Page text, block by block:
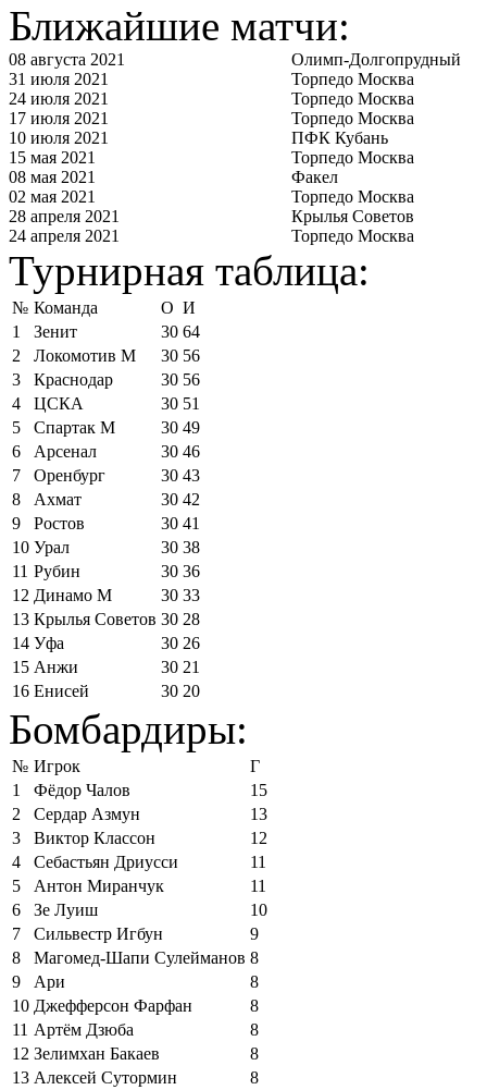
Ближайшие матчи:
08 августа 2021
Олимп-Долгопрудный
31 июля 2021
Торпедо Москва
24 июля 2021
Торпедо Москва
17 июля 2021
Торпедо Москва
10 июля 2021
ПФК Кубань
15 мая 2021
Торпедо Москва
08 мая 2021
Факел
02 мая 2021
Торпедо Москва
28 апреля 2021
Крылья Советов
24 апреля 2021
Торпедо Москва
Турнирная таблица:
№ Команда О И
1
Зенит 30 64
2
Локомотив М 30 56
3
Краснодар 30 56
4
ЦСКА 30 51
5
Спартак М 30 49
6
Арсенал 30 46
7
Оренбург 30 43
8
Ахмат 30 42
9
Ростов 30 41
10 Урал 30 38
11 Рубин 30 36
12 Динамо М 30 33
13 Крылья Советов 30 28
14 Уфа 30 26
15 Анжи 30 21
16 Енисей 30 20
Бомбардиры:
№ Игрок
Г
1
Фёдор Чалов
15
2
Сердар Азмун
13
3
Виктор Классон
12
4
Себастьян Дриусси
11
5
Антон Миранчук
11
6
Зе Луиш
10
7
Сильвестр Игбун
9
8
Магомед-Шапи Сулейманов 8
9
Ари
8
10 Джефферсон Фарфан
8
11 Артём Дзюба
8
12 Зелимхан Бакаев
8
13 Алексей Сутормин
8